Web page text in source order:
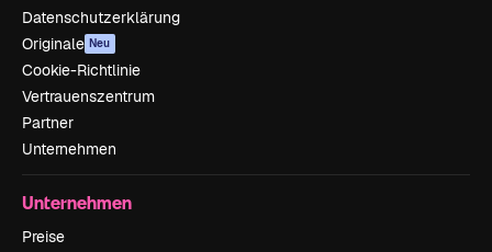
Datenschutzerklärung
Originale Neu
Cookie-Richtlinie
Vertrauenszentrum
Partner
Unternehmen
Unternehmen
Preise